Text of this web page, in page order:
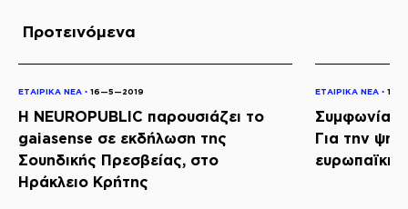
Προτεινόμενα
ΕΤΑΙΡΙΚΑ ΝΕΑ ◦ 16—5—2019
Η NEUROPUBLIC παρουσιάζει το
gaiasense σε εκδήλωση της
Σουηδικής Πρεσβείας, στο
Ηράκλειο Κρήτης
ΕΤΑΙΡΙΚΑ ΝΕΑ ◦
Συμφωνία
Για την